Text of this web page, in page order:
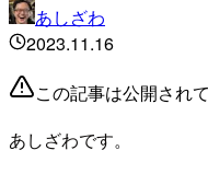
あしざわ
2023.11.16
この記事は公開され
あしざわです。